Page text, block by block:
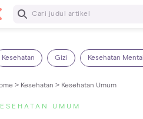
Baca Selanjutnya
Kesehatan Gizi Kesehatan Mental
> Kesehatan > Kesehatan Umum
UMUM